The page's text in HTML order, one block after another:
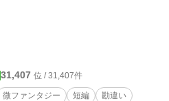
31,407 位 / 31,407件
微ファンタジー 短編 勘違い